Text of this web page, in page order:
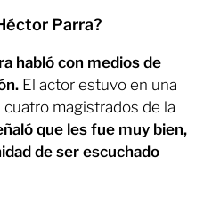
Parra?
habló con medios de
El actor estuvo en una
magistrados de la
que les fue muy bien,
de ser escuchado